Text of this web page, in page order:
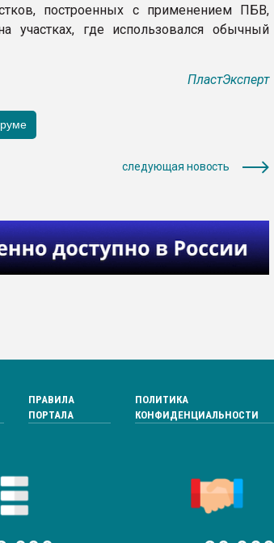
построенных с применением ПБВ,
участках, где использовался обычный
ПластЭксперт
следующая новость
ПРАВИЛА
ПОРТАЛА
ПОЛИТИКА
КОНФИДЕНЦИАЛЬНОСТИ